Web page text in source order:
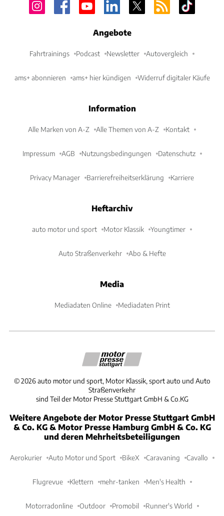
Angebote
Fahrtrainings Podcast Newsletter Autovergleich
ams+ abonnieren ams+ hier kündigen Widerruf digitaler Käufe
Information
Alle Marken von A-Z Alle Themen von A-Z Kontakt
Impressum AGB Nutzungsbedingungen Datenschutz
Privacy Manager Barrierefreiheitserklärung Karriere
Heftarchiv
auto motor und sport Motor Klassik Youngtimer
Auto Straßenverkehr Abo & Hefte
Media
Mediadaten Online Mediadaten Print
©2026 auto motor und sport, Motor Klassik, sport auto und Auto
Straßenverkehr
sind Teil der Motor Presse Stuttgart GmbH & Co.KG
Weitere Angebote der Motor Presse Stuttgart GmbH
& Co. KG & Motor Presse Hamburg GmbH & Co. KG
und deren Mehrheitsbeteiligungen
Aerokurier Auto Motor und Sport BikeX Caravaning Cavallo
Flugrevue Klettern mehr-tanken Men's Health
Motorradonline Outdoor Promobil Runner's World